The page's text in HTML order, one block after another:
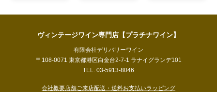
ヴィンテージワイン専門店【プラチナワイン】
有限会社デリバリーワイン
〒108-0071 東京都港区白金台2-7-1 ラナイグランデ101
TEL: 03-5913-8046
会社概要店舗ご来店配送・送料お支払いラッピング